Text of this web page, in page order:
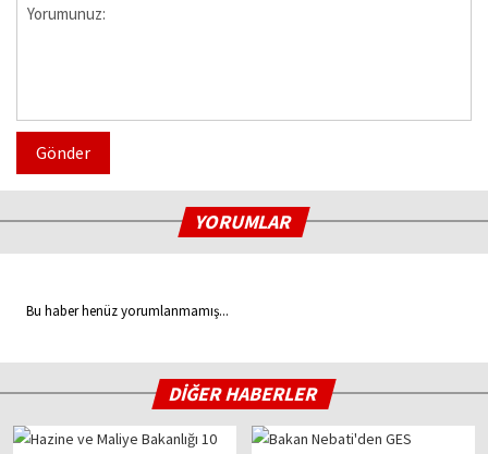
Gönder
YORUMLAR
Bu haber henüz yorumlanmamış...
DİĞER HABERLER